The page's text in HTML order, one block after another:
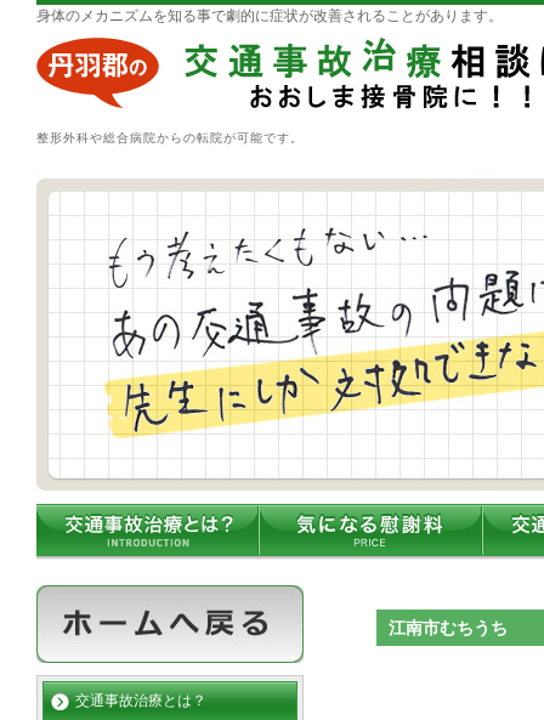
身体のメカニズムを知る事で劇的に症状が改善されることがあります。
整形外科や総合病院からの転院が可能です。
江南市むちうち
交通事故治療とは？